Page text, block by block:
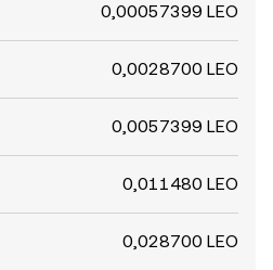
0,00057399 LEO
0,0028700 LEO
0,0057399 LEO
0,011480 LEO
0,028700 LEO